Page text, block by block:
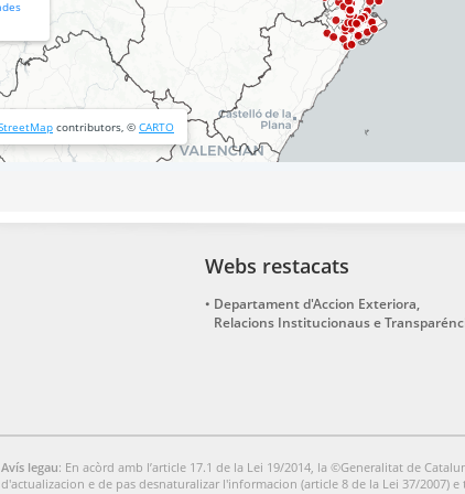
Webs restacats
Departament d'Accion Exteriora,
Relacions Institucionaus e
Avís legau: En acòrd amb l’article 17.1 de la Lei 19/2014, la ©Generalitat de
d'actualizacion e de pas desnaturalizar l'informacion (article 8 de la Lei 37/2007)